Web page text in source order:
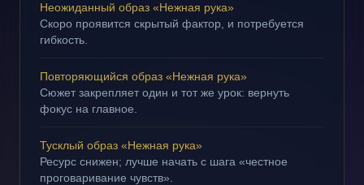
Неожиданный образ «Нежная рука»
Скоро проявится скрытый фактор, и потребуется
гибкость.
Повторяющийся образ «Нежная рука»
Сюжет закрепляет один и тот же урок: вернуть
фокус на главное.
Тусклый образ «Нежная рука»
Ресурс снижен; лучше начать с шага «честное
проговаривание чувств».